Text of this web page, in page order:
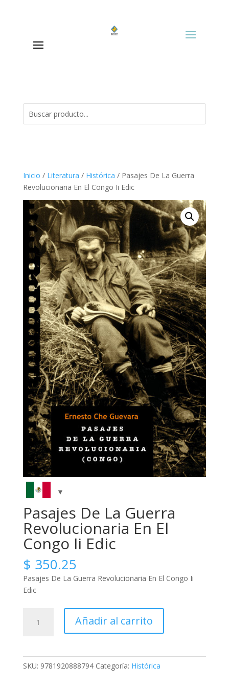
Inicio / Literatura / Histórica / Pasajes De La Guerra
Revolucionaria En El Congo Ii Edic
Pasajes De La Guerra
Revolucionaria En El
Congo Ii Edic
$ 350.25
Pasajes De La Guerra Revolucionaria En El Congo Ii
Edic
Añadir al carrito
SKU: 9781920888794 Categoría: Histórica